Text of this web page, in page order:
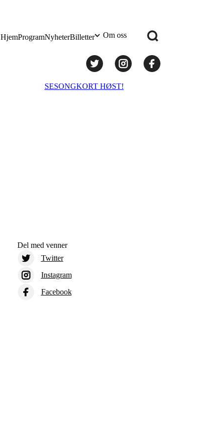
HjemProgramNyheterBilletter Om oss
SESONGKORT HØST!
Del med venner
Twitter
Instagram
Facebook